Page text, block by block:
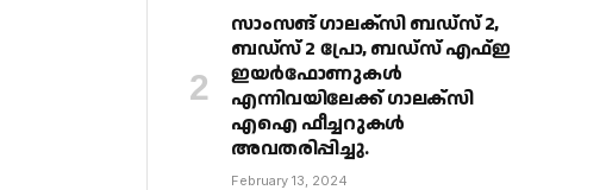
സാംസങ് ഗാലക്‌സി ബഡ്‌സ് 2,
ബഡ്‌സ് 2 പ്രോ, ബഡ്‌സ് എഫ്ഇ
ഇയർഫോണുകൾ
എന്നിവയിലേക്ക് ഗാലക്‌സി
എഐ ഫീച്ചറുകൾ
അവതരിപ്പിച്ചു.
February 13, 2024